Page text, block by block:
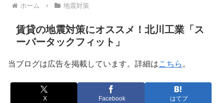
ホーム 地震対策
賃貸の地震対策にオススメ！北川工業「ス
ーパータックフィット」
当ブログは広告を掲載しています。詳細はこちら 。
X Facebook はてブ